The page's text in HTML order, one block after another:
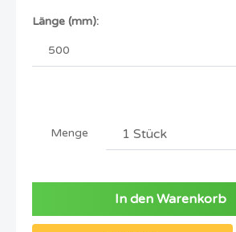
Länge (mm):
Menge
In den Warenkorb